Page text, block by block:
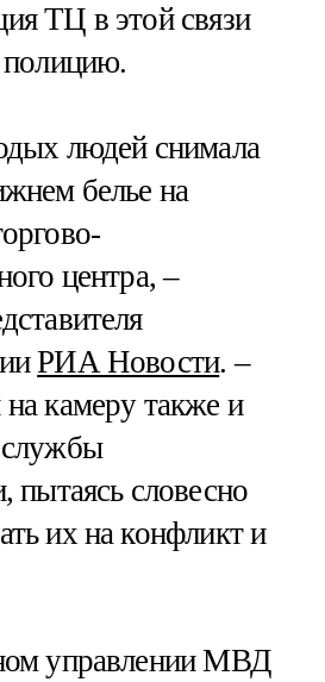
ТЦ в этой связи
полицию.
людей снимала
белье на
центра, –
РИА Новости. –
камеру также и
службы
пытаясь словесно
их на конфликт и
управлении МВД